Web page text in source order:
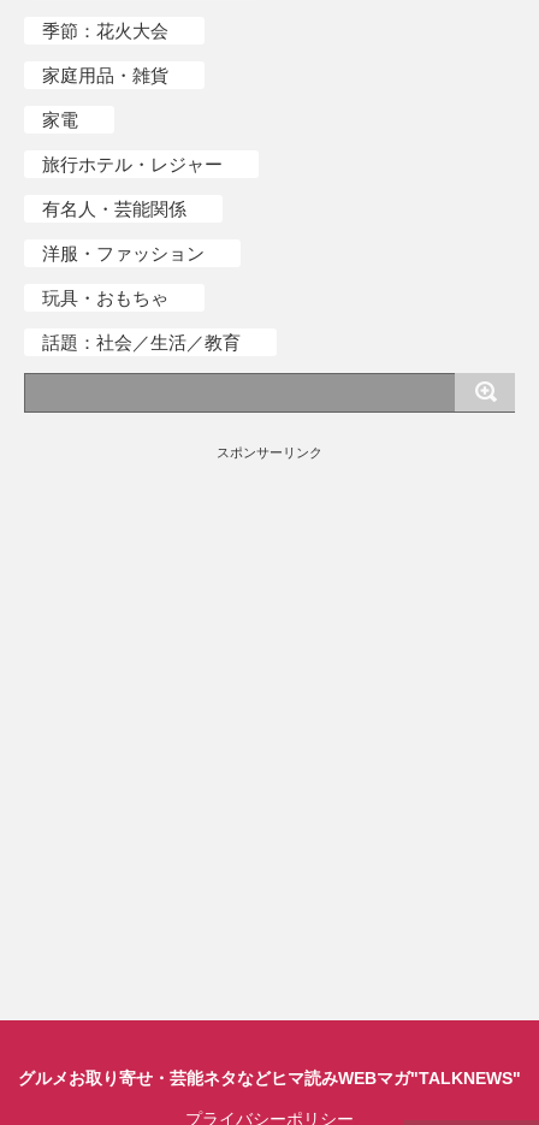
季節：花火大会
家庭用品・雑貨
家電
旅行ホテル・レジャー
有名人・芸能関係
洋服・ファッション
玩具・おもちゃ
話題：社会／生活／教育
スポンサーリンク
グルメお取り寄せ・芸能ネタなどヒマ読みWEBマガ"TALKNEWS"
プライバシーポリシー